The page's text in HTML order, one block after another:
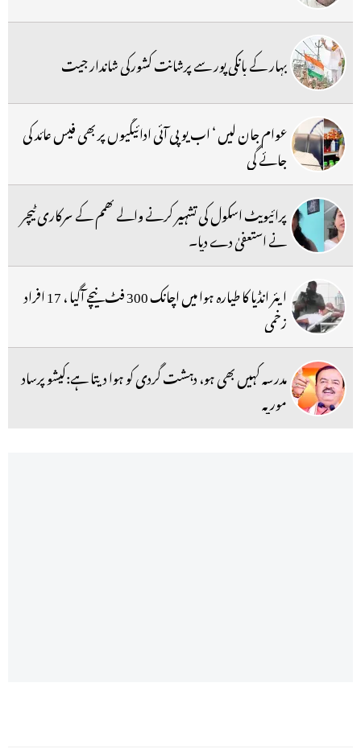
بہار کے بانکی پور سے پرشانت کشورکی شاندار جیت
عوام جان لیں ‘ اب یو پی آئی ادائیگیوں پر بھی فیس عائد کی
جائے گی
پرائیویٹ اسکول کی تشہیر کرنے والے کھمم کے سرکاری ٹیچر
نے استعفیٰ دے دیا۔
ایئر انڈیا کا طیارہ ہوا میں اچانک 300 فٹ نیچے آگیا ، 17 افراد
زخمی
مدرسہ کہیں بھی ہو، دہشت گردی کو ہوا دیتا ہے:کیشو پرساد
موریہ